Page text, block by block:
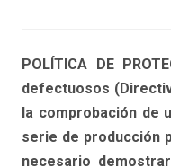
POLÍTICA DE
defectuosos
la comprobación de
serie de producción
necesario